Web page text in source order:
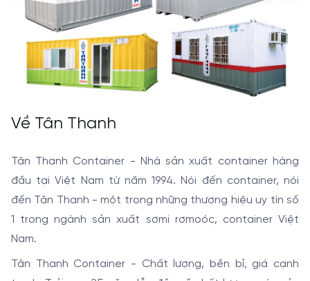
Về Tân Thanh
Tân Thanh Container - Nhà sản xuất container hàng
đầu tại Việt Nam từ năm 1994. Nói đến container, nói
đến Tân Thanh - một trong những thương hiệu uy tín số
1 trong ngành sản xuất sơmi rơmoóc, container Việt
Nam.
Tân Thanh Container - Chất lượng, bền bỉ, giá cạnh